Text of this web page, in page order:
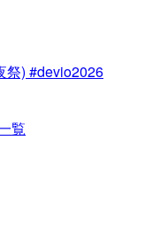
祭) #devio2026
覧